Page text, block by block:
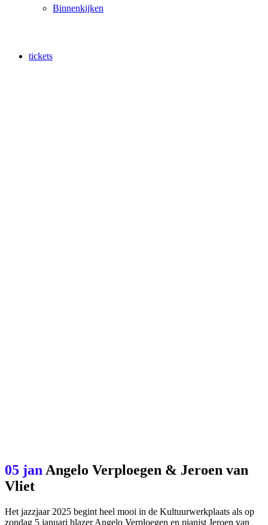
Binnenkijken
tickets
05 jan Angelo Verploegen & Jeroen van
Vliet
Het jazzjaar 2025 begint heel mooi in de Kultuurwerkplaats als op
zondag 5 januari blazer Angelo Verploegen en pianist Jeroen van